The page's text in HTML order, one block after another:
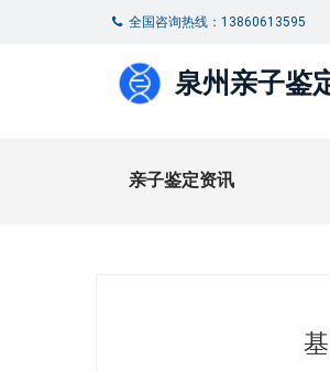
全国咨询热线：13860613595
泉州亲子鉴
亲子鉴定资讯